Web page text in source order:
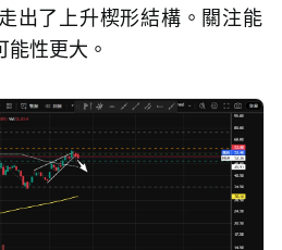
出了上升楔形結構。關注能
性更大。